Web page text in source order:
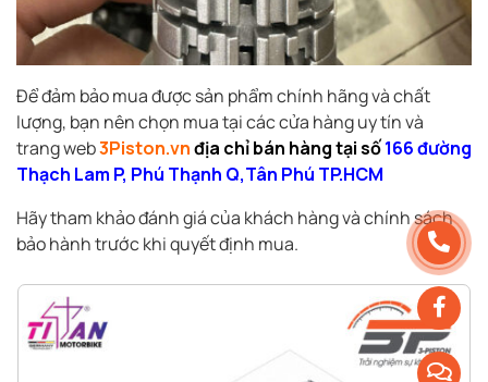
Để đảm bảo mua được sản phẩm chính hãng và chất
lượng, bạn nên chọn mua tại các cửa hàng uy tín và
trang web3Piston.vnđịa chỉ bán hàng tại số166 đường
Thạch Lam P, Phú Thạnh Q,Tân Phú TP.HCM
Hãy tham khảo đánh giá của khách hàng và chính sách
bảo hành trước khi quyết định mua.